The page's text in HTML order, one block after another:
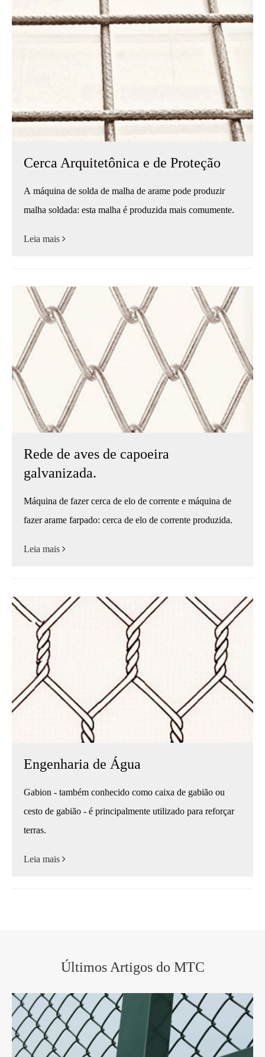
Cerca Arquitetônica e de Proteção
A máquina de solda de malha de arame pode produzir
malha soldada: esta malha é produzida mais comumente.
Leia mais
Rede de aves de capoeira
galvanizada.
Máquina de fazer cerca de elo de corrente e máquina de
fazer arame farpado: cerca de elo de corrente produzida.
Leia mais
Engenharia de Água
Gabion - também conhecido como caixa de gabião ou
cesto de gabião - é principalmente utilizado para reforçar
terras.
Leia mais
Últimos Artigos do MTC